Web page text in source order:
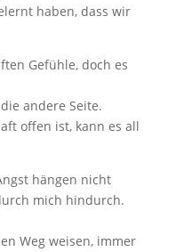
haben, dass wir
Gefühle, doch es
andere Seite.
offen ist, kann es all
hängen nicht
mich hindurch.
Weg weisen, immer